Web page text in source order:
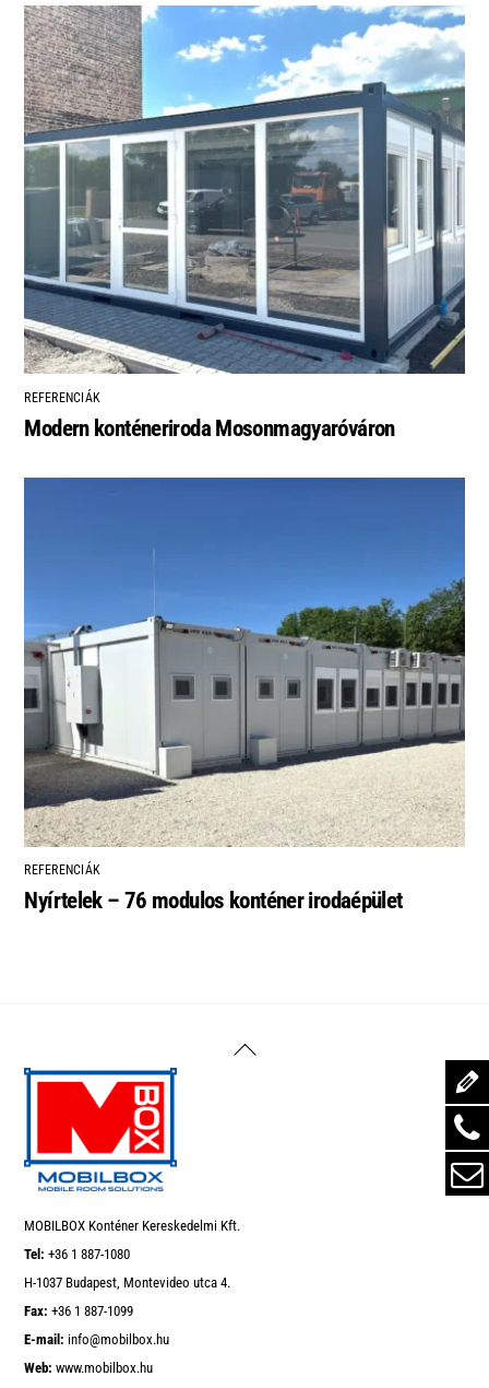
REFERENCIÁK
Modern konténeriroda Mosonmagyaróváron
REFERENCIÁK
Nyírtelek – 76 modulos konténer irodaépület
Back
MOBILBOX Konténer Kereskedelmi Kft.
Tel: +36 1 887-1080
H-1037 Budapest, Montevideo utca 4.
Fax: +36 1 887-1099
E-mail: info@mobilbox.hu
Web: www.mobilbox.hu